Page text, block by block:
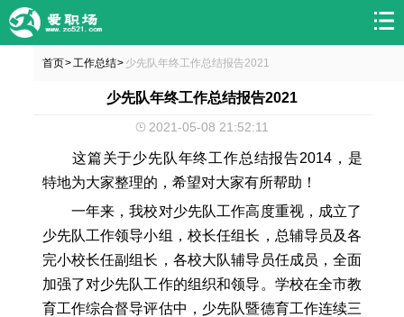
首页> 工作总结> 少先队年终工作总结报告2021
少先队年终工作总结报告2021
2021-05-08 21:52:11
这篇关于少先队年终工作总结报告2014，是
特地为大家整理的，希望对大家有所帮助！
一年来，我校对少先队工作高度重视，成立了
少先队工作领导小组，校长任组长，总辅导员及各
完小校长任副组长，各校大队辅导员任成员，全面
加强了对少先队工作的组织和领导。学校在全市教
育工作综合督导评估中，少先队暨德育工作连续三